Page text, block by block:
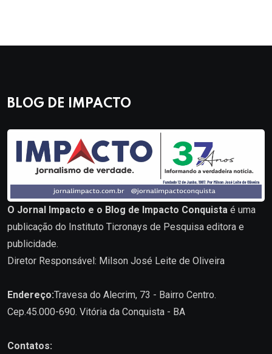
BLOG DE IMPACTO
O Jornal Impacto e o Blog de Impacto Conquista é uma
publicação do Instituto Ticronays de Pesquisa editora e
publicidade.
Diretor Responsável: Milson José Leite de Oliveira
Endereço:Travesa do Alecrim, 73 - Bairro Centro.
Cep.45.000-690. Vitória da Conquista - BA
Contatos: